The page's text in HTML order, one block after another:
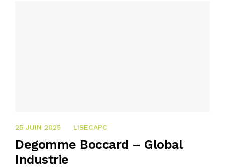
25 JUIN 2025
25 JUIN 2025 LISECAPC
Degomme Boccard – Global
Industrie